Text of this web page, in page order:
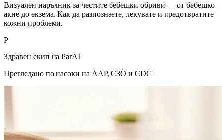
Визуален наръчник за честите бебешки обриви — от бебешко
акне до екзема. Как да разпознаете, лекувате и предотвратите
кожни проблеми.
P
Здравен екип на ParAI
Прегледано по насоки на AAP, СЗО и CDC